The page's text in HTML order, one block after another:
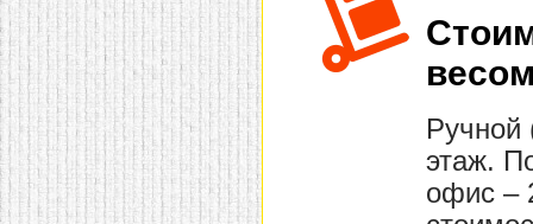
Ручной
этаж.
офис –